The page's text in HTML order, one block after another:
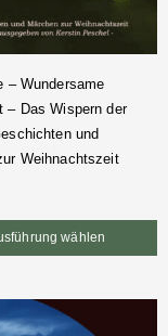
– Wundersame
– Das Wispern der
und
Weihnachtszeit
wählen